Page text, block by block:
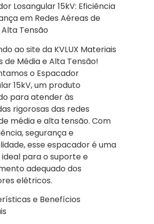
Losangular 15kV: Eficiência
em Redes Aéreas de
Tensão
ao site da KVLUX Materiais
de Média e Alta Tensão!
o Espacador
15kV, um produto
para atender às
rigorosas das redes
média e alta tensão. Com
segurança e
esse espacador é uma
para o suporte e
adequado dos
elétricos.
e Benefícios